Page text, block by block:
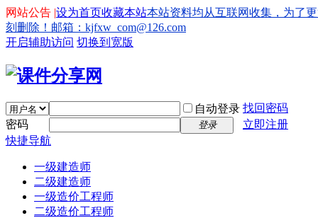
设为首页收藏本站
网站公告 |
本站资料均从互联网收集，为了
刻删除！邮箱：kjfxw_com@126.com
开启辅助访问 切换到宽版
自动登录 找回密码
密码
登录
立即注册
快捷导航
一级建造师
二级建造师
一级造价工程师
二级造价工程师